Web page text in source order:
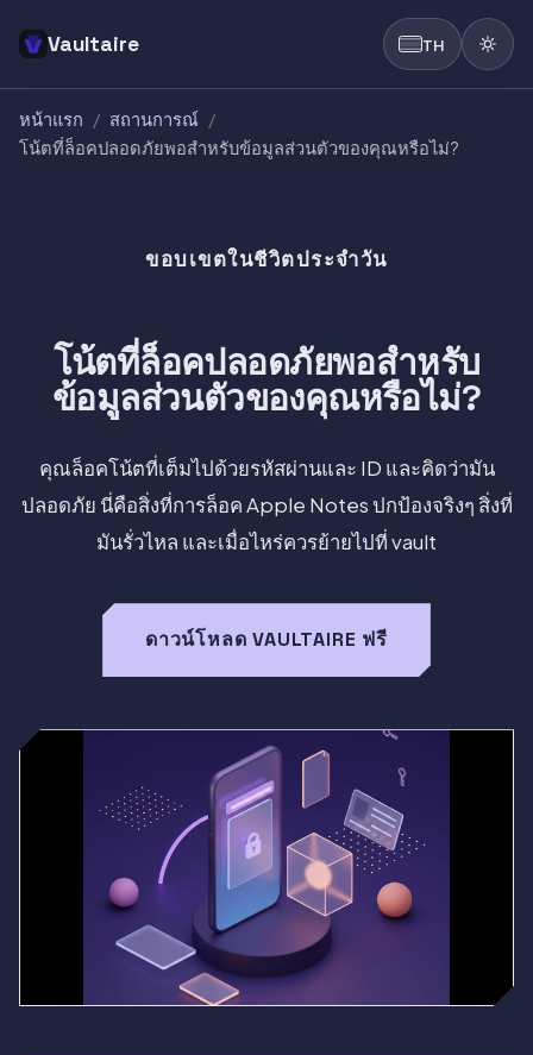
Vaultaire TH
หน้าแรก / สถานการณ์ /
โน้ตที่ล็อคปลอดภัยพอสำหรับข้อมูลส่วนตัวของคุณหรือไม่?
ขอบเขตในชีวิตประจำวัน
โน้ตที่ล็อคปลอดภัยพอสำหรับ
ข้อมูลส่วนตัวของคุณหรือไม่?
คุณล็อคโน้ตที่เต็มไปด้วยรหัสผ่านและ ID และคิดว่ามัน
ปลอดภัย นี่คือสิ่งที่การล็อค Apple Notes ปกป้องจริงๆ สิ่งที่
มันรั่วไหล และเมื่อไหร่ควรย้ายไปที่ vault
ดาวน์โหลด VAULTAIRE ฟรี